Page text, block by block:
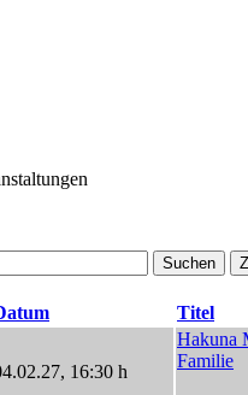
Suchen
Titel
, 16:30 h
Hakuna
Familie